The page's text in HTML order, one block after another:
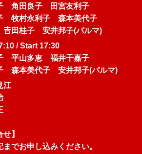
角田良子 田宮友利子
永利子 森本美代子
子 安井邦子(パルマ)
/ Start 17:30
平山多恵 福井千嘉子
美代子 安井邦子(パルマ)
江
】
でお申し込みください。